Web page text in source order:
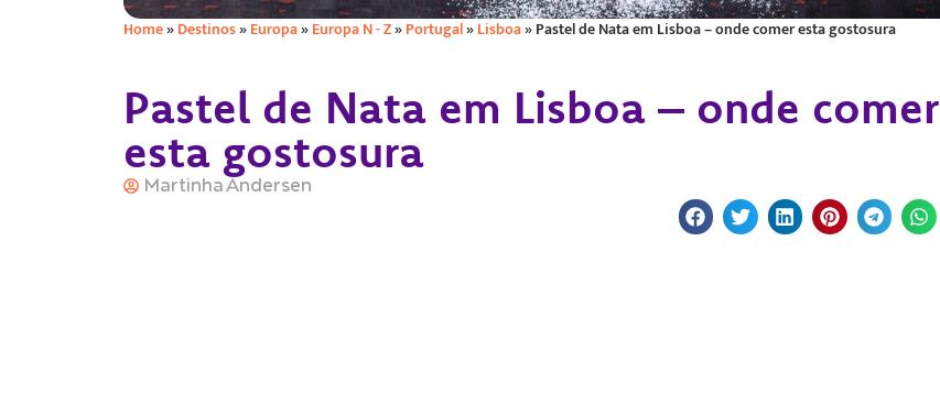
Home»Destinos»Europa»Europa N - Z»Portugal»Lisboa»Pastel de Nata em Lisboa – onde comer esta gostosura
Pastel de Nata em Lisboa – onde comer
esta gostosura
Martinha Andersen